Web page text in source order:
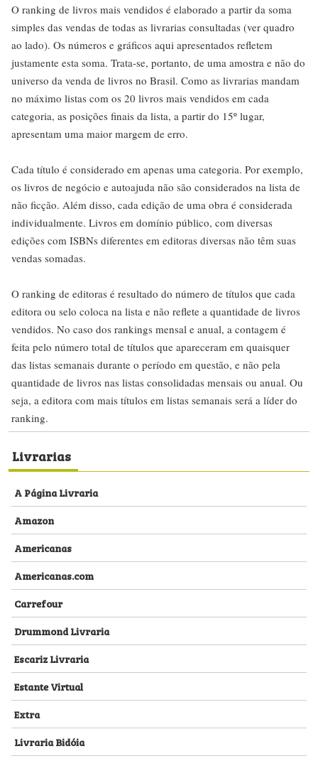
O ranking de livros mais vendidos é elaborado a partir da soma
simples das vendas de todas as livrarias consultadas (ver quadro
ao lado). Os números e gráficos aqui apresentados refletem
justamente esta soma. Trata-se, portanto, de uma amostra e não do
universo da venda de livros no Brasil. Como as livrarias mandam
no máximo listas com os 20 livros mais vendidos em cada
categoria, as posições finais da lista, a partir do 15º lugar,
apresentam uma maior margem de erro.
Cada título é considerado em apenas uma categoria. Por exemplo,
os livros de negócio e autoajuda não são considerados na lista de
não ficção. Além disso, cada edição de uma obra é considerada
individualmente. Livros em domínio público, com diversas
edições com ISBNs diferentes em editoras diversas não têm suas
vendas somadas.
O ranking de editoras é resultado do número de títulos que cada
editora ou selo coloca na lista e não reflete a quantidade de livros
vendidos. No caso dos rankings mensal e anual, a contagem é
feita pelo número total de títulos que apareceram em quaisquer
das listas semanais durante o período em questão, e não pela
quantidade de livros nas listas consolidadas mensais ou anual. Ou
seja, a editora com mais títulos em listas semanais será a líder do
ranking.
Livrarias
A Página Livraria
Amazon
Americanas
Americanas.com
Carrefour
Drummond Livraria
Escariz Livraria
Estante Virtual
Extra
Livraria Bidóia